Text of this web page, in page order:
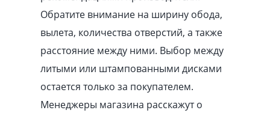
Обратите внимание на ширину обода,
вылета, количества отверстий, а также
расстояние между ними. Выбор между
литыми или штампованными дисками
остается только за покупателем.
Менеджеры магазина расскажут о